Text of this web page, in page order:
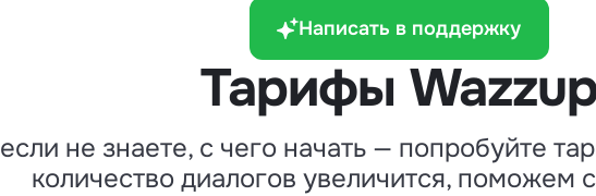
Написать в поддержку
Тарифы
если не знаете, с чего начать — попробуйте
количество диалогов увеличится, поможем